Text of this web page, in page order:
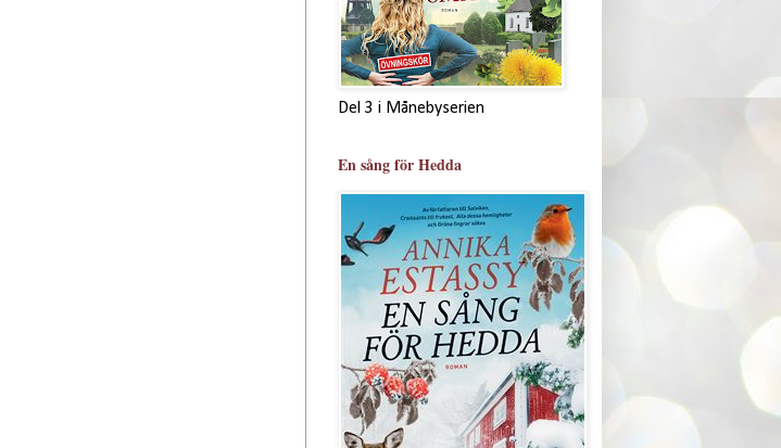
Del 3 i Månebyserien
En sång för Hedda